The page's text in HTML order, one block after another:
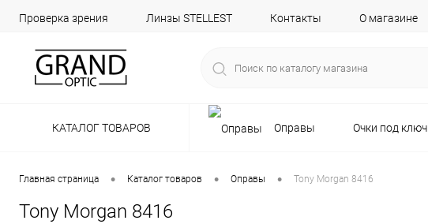
Проверка зрения Линзы STELLEST Контакты О магазине
КАТАЛОГ ТОВАРОВ Оправы Очки под ключ
Главная страница • Каталог товаров • Оправы • Tony Morgan 8416
Tony Morgan 8416